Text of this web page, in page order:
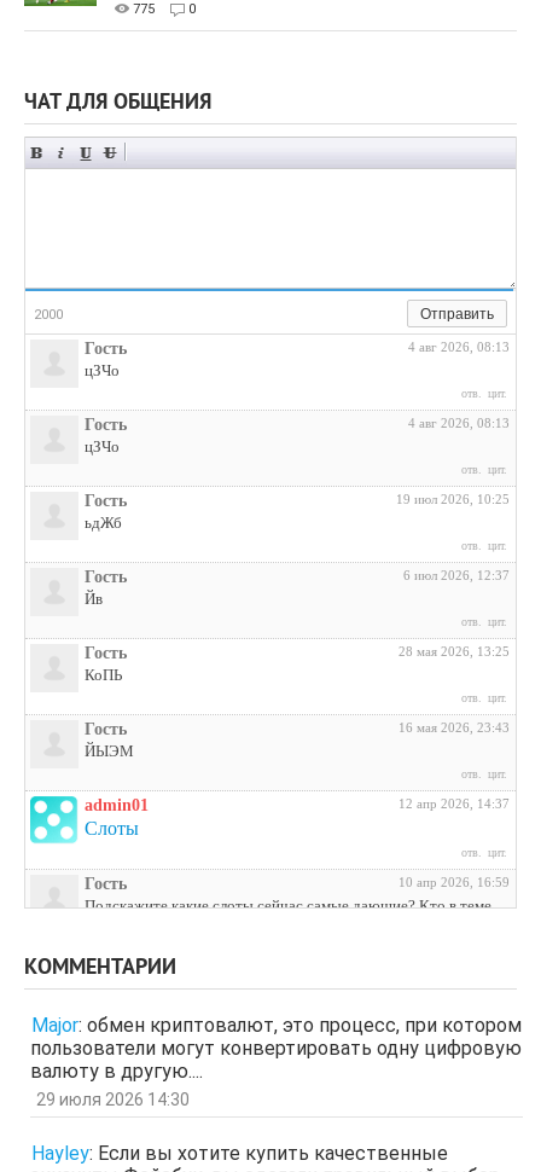
775 0
ЧАТ ДЛЯ ОБЩЕНИЯ
Отправить
2000
Гость 4 авг 2026, 08:13
цЗЧо
отв. цит.
Гость 4 авг 2026, 08:13
цЗЧо
отв. цит.
Гость 19 июл 2026, 10:25
ьдЖб
отв. цит.
Гость 6 июл 2026, 12:37
Йв
отв. цит.
Гость 28 мая 2026, 13:25
КоПЬ
отв. цит.
Гость 16 мая 2026, 23:43
ЙЫЭМ
отв. цит.
admin01 12 апр 2026, 14:37
Слоты
отв. цит.
Гость 10 апр 2026, 16:59
Подскажите какие слоты сейчас самые дающие? Кто в теме
Гость
отв. цит.
Гость 26 мар 2026, 01:35
мЛЙК
ащрд
КОММЕНТАРИИ
Major: обмен криптовалют, это процесс, при котором
пользователи могут конвертировать одну цифровую
валюту в другую....
29 июля 2026 14:30
Hayley: Если вы хотите купить качественные